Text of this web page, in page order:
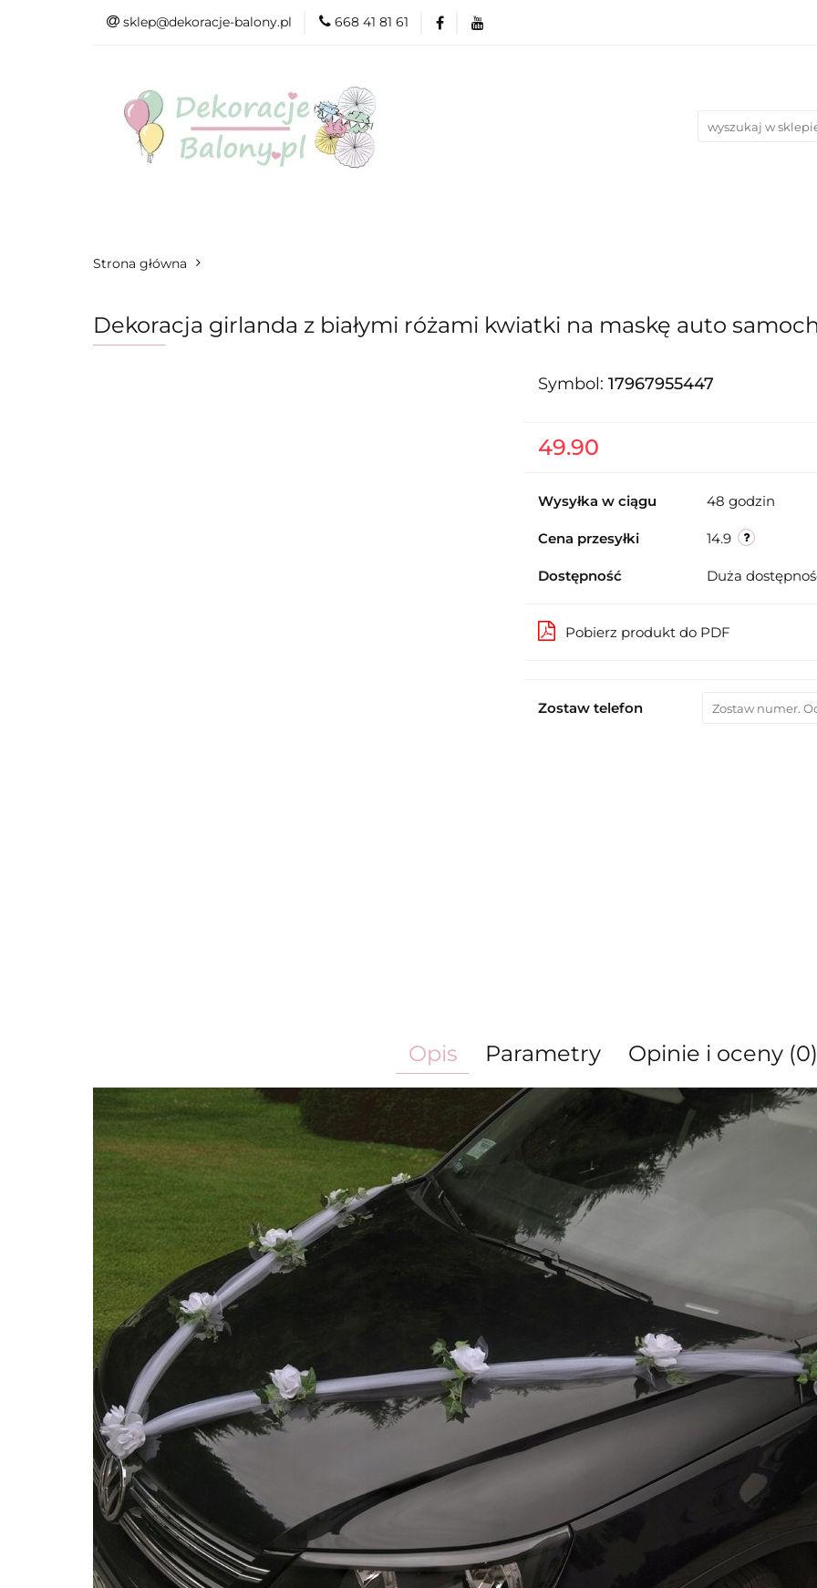
sklep@dekoracje-balony.pl 668 41 81 61
Wszystkie kategorie Produkty wg. okazji i Świąt
Na Ślub i Wesele
Strona główna
Dekoracja girlanda z białymi różami kwiatki na maskę auto
Symbol: 17967955447
49.90
Wysyłka w ciągu 48 godzin
Cena przesyłki 14.9
Dostępność Duża
Pobierz produkt do PDF
Zostaw telefon
Opis Parametry Opinie i oceny (0)